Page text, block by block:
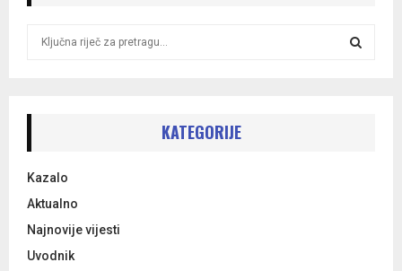
r
:
KATEGORIJE
Kazalo
Aktualno
Najnovije vijesti
Uvodnik